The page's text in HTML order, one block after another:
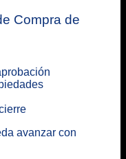
Compra de
avanzar con